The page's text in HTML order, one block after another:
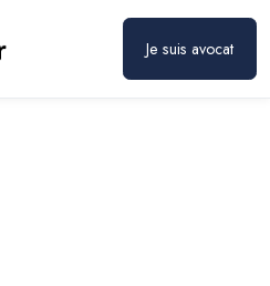
Je suis avocat